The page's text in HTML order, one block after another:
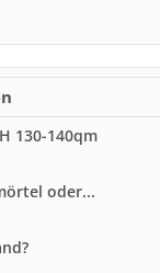
130-140qm
oder...